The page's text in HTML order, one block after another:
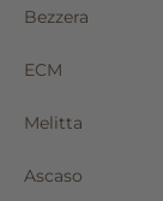
Bezzera
ECM
Melitta
Ascaso